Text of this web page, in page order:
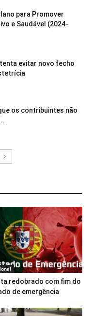
para Promover
e Saudável (2024-
evitar novo fecho
os contribuintes não
redobrado com fim do
de emergência